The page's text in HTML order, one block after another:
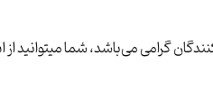
گرامی می‌باشد، شما میتوانید از